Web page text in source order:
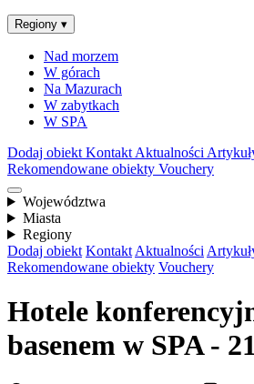
Regiony ▾
Nad morzem
W górach
Na Mazurach
W zabytkach
W SPA
Dodaj obiekt Kontakt Aktualności
Rekomendowane obiekty Vouchery
Województwa
Miasta
Regiony
Dodaj obiekt Kontakt Aktualności
Rekomendowane obiekty Vouchery
Hotele
basenem w SPA -